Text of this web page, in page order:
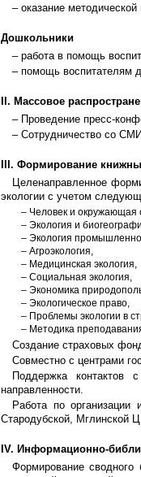
– оказание
Дошкольники
– работа в помощь
– помощь воспитателям
II. Массовое
– Проведение пресс-
– Сотрудничество со
III. Формирование
Целенаправленное
экологии с учетом
– Человек и
– Экология и
– Экология
– Агроэкология,
– Медицинская экология,
– Социальная экология,
– Экономика
– Экологическое право,
– Проблемы экологии в
– Методика
Создание страховых
Совместно с центрами
Поддержка контактов
направленности.
Работа по организации
Стародубской, Мглинской
IV. Информационно-
Формирование сводного